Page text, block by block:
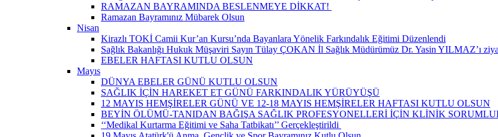
RAMAZAN BAYRAMINDA BESLENMEYE DİKKAT! ​
Ramazan Bayramınız Mübarek Olsun
Nisan
Kirazlı TOKİ Camii Kur’an Kursu’nda Bayanlara Yönelik Farkındalık Eğitimi Düzenlendi
Sağlık Bakanlığı Hukuk Müşaviri Sayın Tülay ÇOKAN İl Sağlık Müdürümüz Dr. Yasin YILMAZ’ı
EBELER HAFTASI KUTLU OLSUN
Mayıs
DÜNYA EBELER GÜNÜ KUTLU OLSUN
SAĞLIK İÇİN HAREKET ET GÜNÜ FARKINDALIK YÜRÜYÜŞÜ
12 MAYIS HEMŞİRELER GÜNÜ VE 12-18 MAYIS HEMŞİRELER HAFTASI KUTLU OLSUN
BEYİN ÖLÜMÜ-TANIDAN BAĞIŞA SAĞLIK PROFESYONELLERİ İÇİN KLİNİK
‘‘Medikal Kurtarma Eğitimi ve Saha Tatbikatı’’ Gerçekleştirildi ​